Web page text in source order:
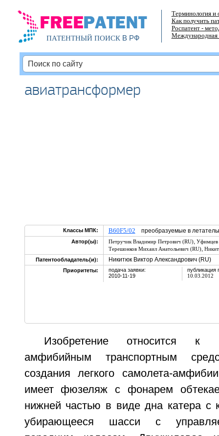
ПАТЕНТНЫЙ ПОИСКВ РФ
Терминология и
Как получить
Роспатент -
Международная
авиатрансформер
Классы МПК: B60F5/02 преобразуемые в
Автор(ы): Петручик Владимир Петрович (RU), Уфимцев
Терешонков Михаил Анатольевич (RU),
Патентообладатель(и):
Никитюк Виктор Александрович (RU)
Приоритеты:
подача заявки:
2010-11-19
публикация
10.03.2012
Изобретение относится к
амфибийным транспортным
создания легкого самолета-
имеет фюзеляж с фонарем
нижней частью в виде дна катера с
убирающееся шасси с